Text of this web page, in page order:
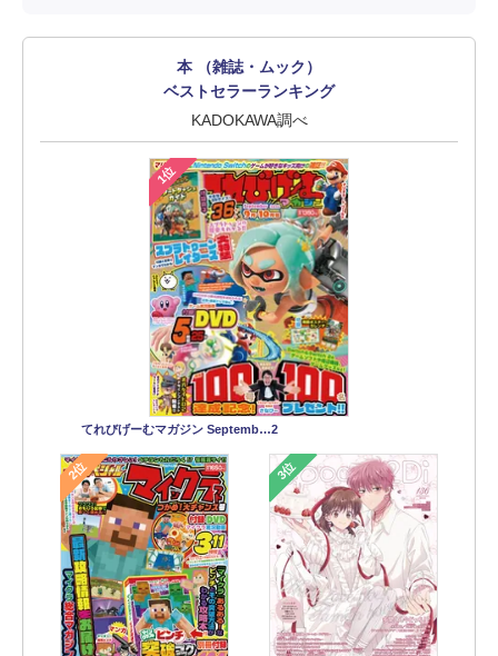
本 （雑誌・ムック）
ベストセラーランキング
KADOKAWA調べ
1位
てれびげーむマガジン Septemb…2
2位 3位